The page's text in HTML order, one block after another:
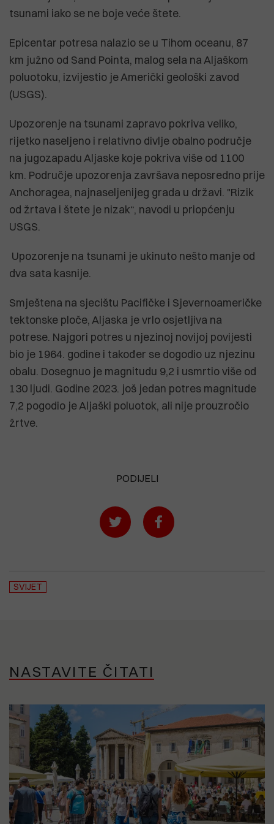
tsunami iako se ne boje veće štete.
Epicentar potresa nalazio se u Tihom oceanu, 87
km južno od Sand Pointa, malog sela na Aljaškom
poluotoku, izvijestio je Američki geološki zavod
(USGS).
Upozorenje na tsunami zapravo pokriva veliko,
rijetko naseljeno i relativno divlje obalno područje
na jugozapadu Aljaske koje pokriva više od 1100
km. Područje upozorenja završava neposredno prije
Anchoragea, najnaseljenijeg grada u državi. "Rizik
od žrtava i štete je nizak“, navodi u priopćenju
USGS.
Upozorenje na tsunami je ukinuto nešto manje od
dva sata kasnije.
Smještena na sjecištu Pacifičke i Sjevernoameričke
tektonske ploče, Aljaska je vrlo osjetljiva na
potrese. Najgori potres u njezinoj novijoj povijesti
bio je 1964. godine i također se dogodio uz njezinu
obalu. Dosegnuo je magnitudu 9,2 i usmrtio više od
130 ljudi. Godine 2023. još jedan potres magnitude
7,2 pogodio je Aljaški poluotok, ali nije prouzročio
žrtve.
PODIJELI
SVIJET
NASTAVITE ČITATI